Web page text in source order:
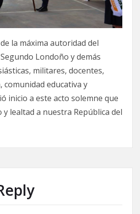
la máxima autoridad del
Londoño y demás
militares, docentes,
comunidad educativa y
inicio a este acto solemne que
y lealtad a nuestra República del